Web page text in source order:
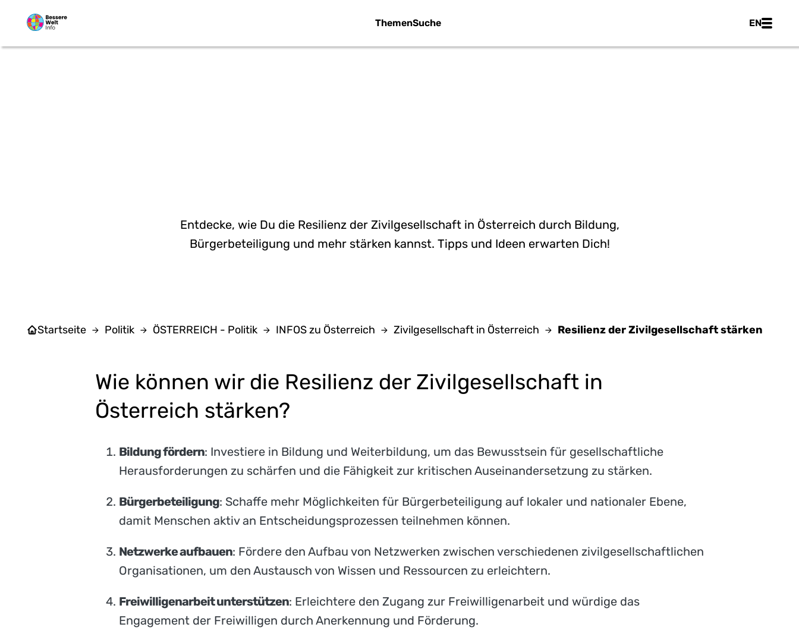
ThemenSuche EN
Main
Entdecke, wie Du die Resilienz der Zivilgesellschaft in Österreich durch Bildung,
Bürgerbeteiligung und mehr stärken kannst. Tipps und Ideen erwarten Dich!
Startseite Politik ÖSTERREICH - Politik INFOS zu Österreich Zivilgesellschaft in Österreich Resilienz der Zivilgesellschaft stärken
Wie können wir die Resilienz der Zivilgesellschaft in
Österreich stärken?
Bildung fördern: Investiere in Bildung und Weiterbildung, um das Bewusstsein für gesellschaftliche
Herausforderungen zu schärfen und die Fähigkeit zur kritischen Auseinandersetzung zu stärken.
Bürgerbeteiligung: Schaffe mehr Möglichkeiten für Bürgerbeteiligung auf lokaler und nationaler Ebene,
damit Menschen aktiv an Entscheidungsprozessen teilnehmen können.
Netzwerke aufbauen: Fördere den Aufbau von Netzwerken zwischen verschiedenen zivilgesellschaftlichen
Organisationen, um den Austausch von Wissen und Ressourcen zu erleichtern.
Freiwilligenarbeit unterstützen: Erleichtere den Zugang zur Freiwilligenarbeit und würdige das
Engagement der Freiwilligen durch Anerkennung und Förderung.